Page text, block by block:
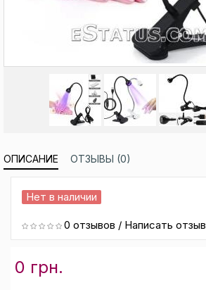
ОПИСАНИЕ ОТЗЫВЫ (0)
Нет в наличии
0 отзывов / Написать отзыв
0 грн.